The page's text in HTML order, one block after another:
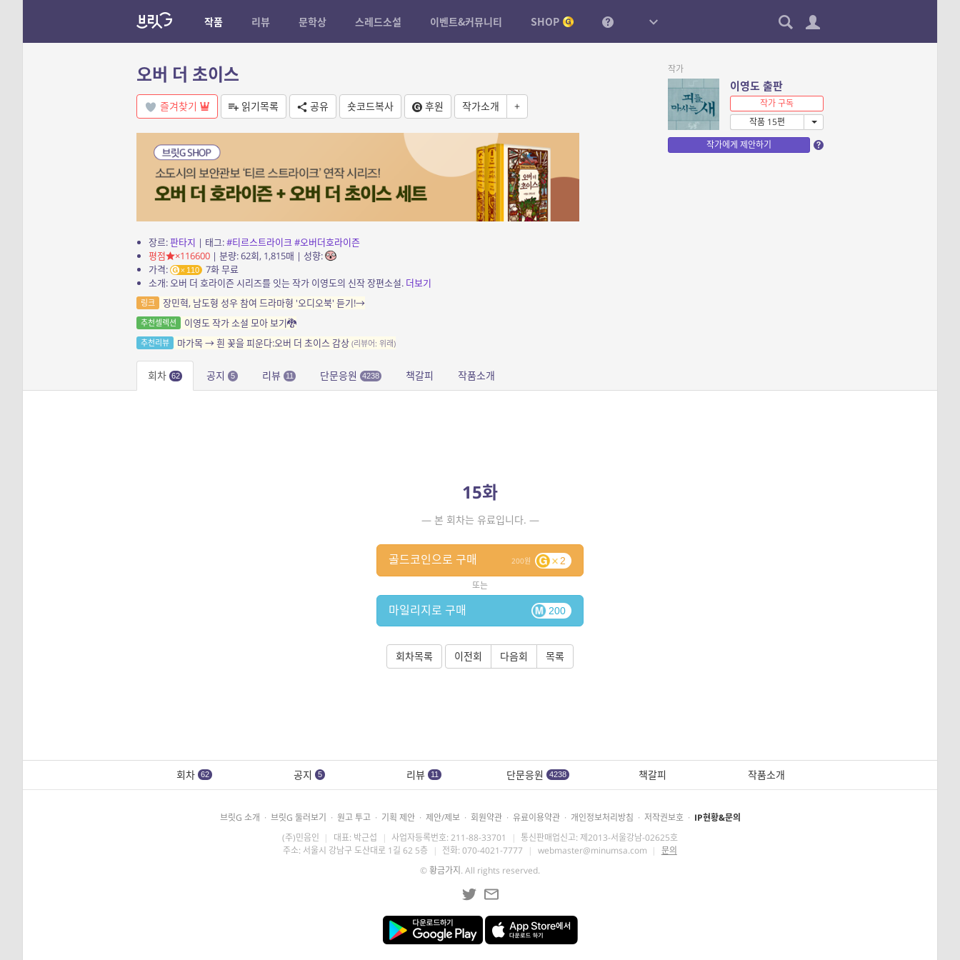
작품 리뷰 문학상 스레드소설 이벤트&커뮤니티 SHOP
오버 더 초이스
즐겨찾기 읽기목록 공유 숏코드복사 후원 작가소개 +
장르:판타지 | 태그:#티르스트라이크#오버더호라이즌
평점
×116600| 분량: 62회, 1,815매 | 성향:
가격:
110
7화 무료
소개: 오버 더 호라이즌 시리즈를 잇는 작가 이영도의 신작 장편소설. 더보기
링크 장민혁, 남도형 성우 참여 드라마형 '오디오북' 듣기!→
추천셀렉션 이영도 작가 소설 모아 보기🐉
추천리뷰 마가목 → 흰 꽃을 피운다:오버 더 초이스 감상 (리뷰어: 위래)
작가
이영도 출판
작가 구독
작품 15편
작가에게 제안하기
회차 62 공지 5 리뷰 11 단문응원 4238 책갈피 작품소개
15화
— 본 회차는 유료입니다. —
200 2
골드코인으로 구매
또는
200
마일리지로 구매
회차목록 이전회 다음회 목록
회차 62 공지 5 리뷰 11 단문응원 4238 책갈피 작품소개
브릿G 소개 · 브릿G 둘러보기 · 원고 투고 · 기획 제안 · 제안/제보 · 회원약관 · 유료이용약관 · 개인정보처리방침 · 저작권보호 · IP현황&문의
(주)민음인 | 대표: 박근섭 | 사업자등록번호: 211-88-33701 | 통신판매업신고: 제2013-서울강남-02625호
주소: 서울시 강남구 도산대로 1길 62 5층 | 전화: 070-4021-7777 | webmaster@minumsa.com | 문의
©황금가지 . All rights reserved.